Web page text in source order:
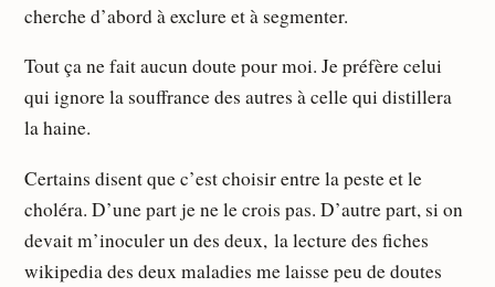
cherche d’abord à exclure et à segmenter.
Tout ça ne fait aucun doute pour moi. Je préfère celui
qui ignore la souffrance des autres à celle qui distillera
la haine.
Certains disent que c’est choisir entre la peste et le
choléra. D’une part je ne le crois pas. D’autre part, si on
devait m’inoculer un des deux, la lecture des fiches
wikipedia des deux maladies me laisse peu de doutes